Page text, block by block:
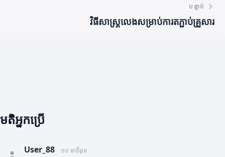
បន្ទាប់
វិធីសាស្ត្រលេងសម្រាប់ការតភ្ជាប់គ្រួសារ
មតិអ្នកប្រើ
User_88 ១០ នាទីមុន